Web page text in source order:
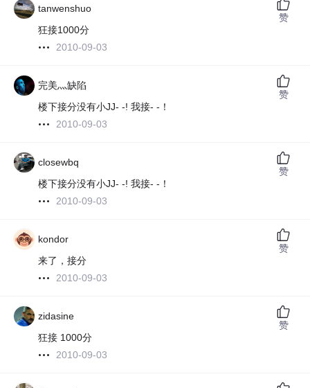
tanwenshuo
狂接1000分
2010-09-03
赞
完美灬缺陷
楼下接分没有小JJ- -! 我接- -！
2010-09-03
赞
closewbq
楼下接分没有小JJ- -! 我接- -！
2010-09-03
赞
kondor
来了，接分
2010-09-03
赞
zidasine
狂接 1000分
2010-09-03
赞